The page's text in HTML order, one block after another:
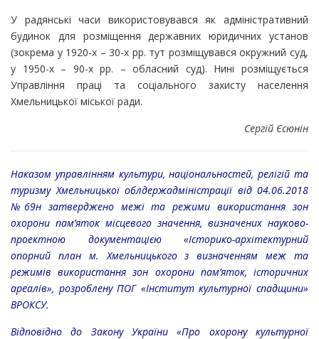
У радянські часи використовувався як адміністративний
будинок для розміщення державних юридичних установ
(зокрема у 1920-х – 30-х рр. тут розміщувався окружний суд,
у 1950-х – 90-х рр. – обласний суд). Нині розміщується
Управління праці та соціального захисту населення
Хмельницької міської ради.
Сергій Єсюнін
Наказом управлінням культури, національностей, релігій та
туризму Хмельницької облдержадміністрації від 04.06.2018
№69н затверджено межі та режими використання зон
охорони пам’яток місцевого значення, визначених науково-
проектною документацією «Історико-архітектурний
опорний план м. Хмельницького з визначенням меж та
режимів використання зон охорони пам’яток, історичних
ареалів», розроблену ПОГ «Інститут культурної спадщини»
ВРОКСУ.
Відповідно до Закону України «Про охорону культурної